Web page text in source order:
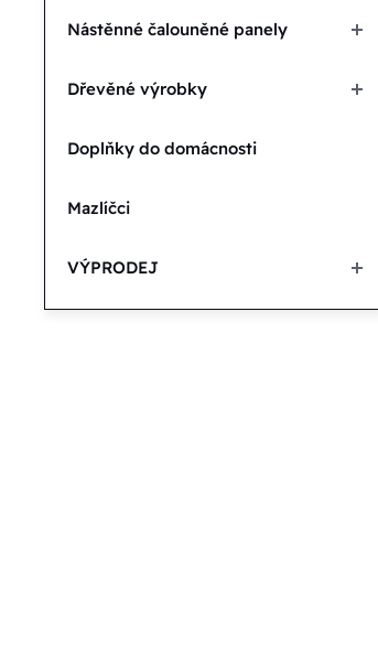
Nástěnné čalouněné panely
Dřevěné výrobky
Doplňky do domácnosti
Mazlíčci
VÝPRODEJ